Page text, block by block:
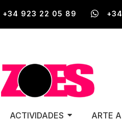
+34 923 22 05 89
ACTIVIDADES ARTE